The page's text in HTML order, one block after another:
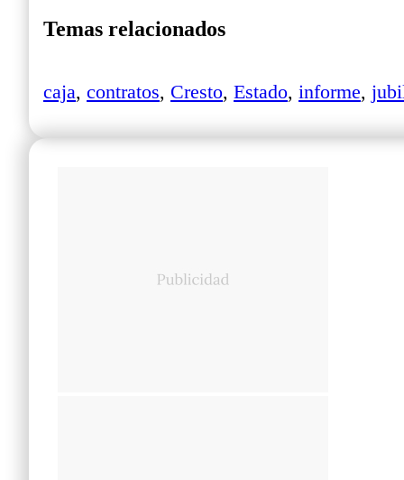
Temas relacionados
caja, contratos, Cresto, Estado, informe,